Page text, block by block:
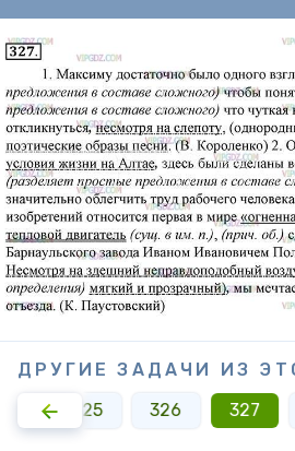
ДРУГИЕ ЗАДАЧИ ИЗ
325 326 327